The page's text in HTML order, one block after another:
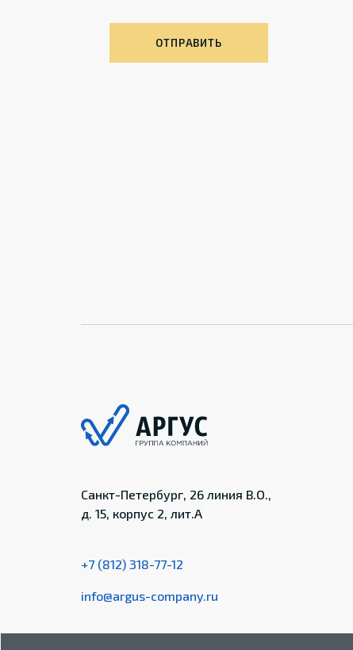
ОТПРАВИТЬ
Санкт-Петербург, 26 линия В.О.,
д. 15, корпус 2, лит.А
+7 (812) 318-77-12
info@argus-company.ru